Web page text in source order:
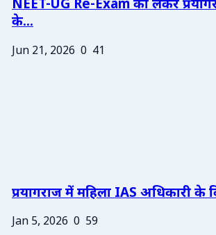
NEET-UG Re-Exam को लेकर
के...
Jun 21, 2026 0 41
प्रयागराज में महिला IAS अधिकारी के
Jan 5, 2026 0 59